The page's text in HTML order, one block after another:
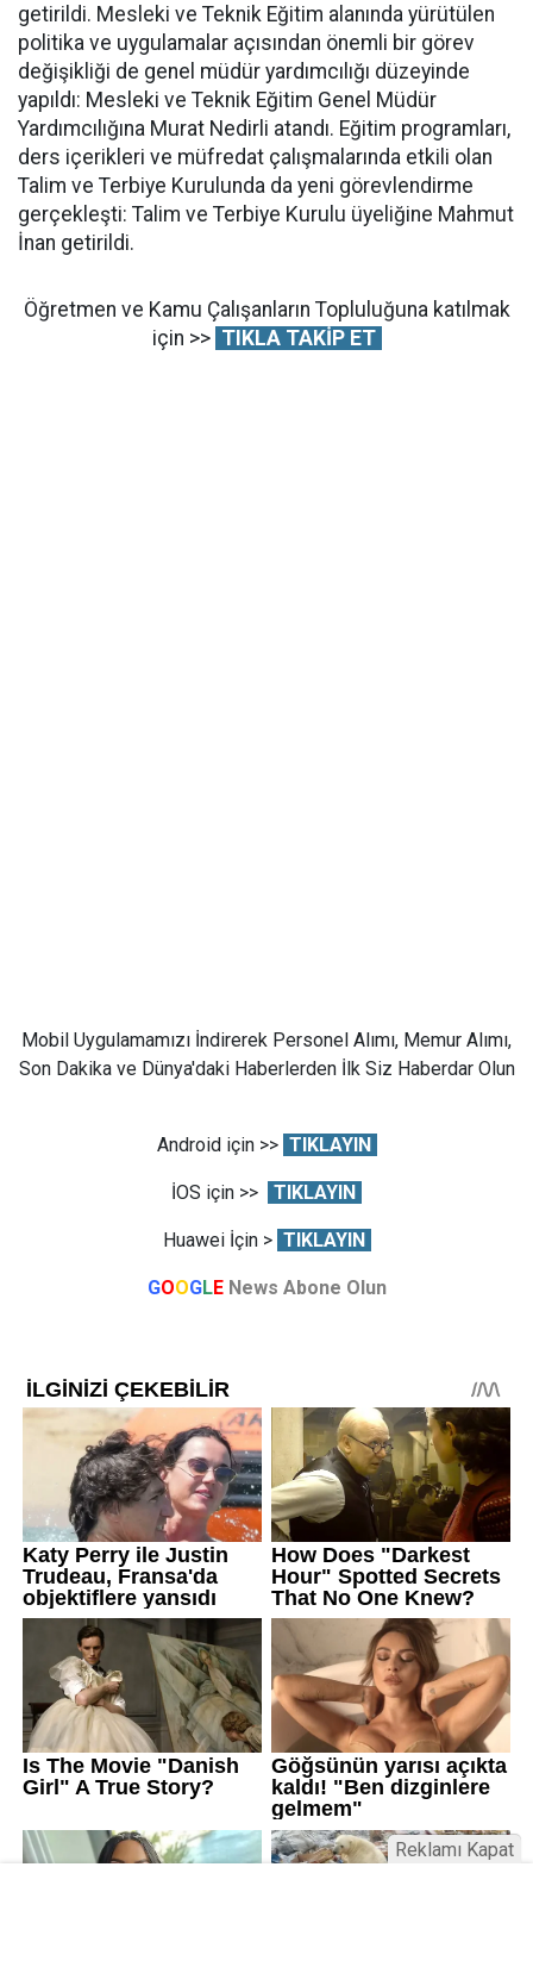
getirildi. Mesleki ve Teknik Eğitim alanında yürütülen
politika ve uygulamalar açısından önemli bir görev
değişikliği de genel müdür yardımcılığı düzeyinde
yapıldı: Mesleki ve Teknik Eğitim Genel Müdür
Yardımcılığına Murat Nedirli atandı. Eğitim programları,
ders içerikleri ve müfredat çalışmalarında etkili olan
Talim ve Terbiye Kurulunda da yeni görevlendirme
gerçekleşti: Talim ve Terbiye Kurulu üyeliğine Mahmut
İnan getirildi.
Öğretmen ve Kamu Çalışanların Topluluğuna katılmak
için >> TIKLA TAKİP ET
Mobil Uygulamamızı İndirerek Personel Alımı, Memur Alımı,
Son Dakika ve Dünya'daki Haberlerden İlk Siz Haberdar Olun
Android için >> TIKLAYIN
İOS için >> TIKLAYIN
Huawei İçin > TIKLAYIN
GOOGLE News Abone Olun
Reklamı Kapat